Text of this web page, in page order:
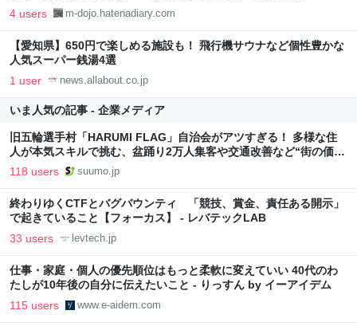
4 users m-dojo.hatenadiary.com
【愛知県】650円で楽しめる施設も！ 飛行機サウナなど個性豊かな
人気スーパー銭湯4選
1 user news.allabout.co.jp
いま人気の記事 - 企業メディア
旧五輪選手村「HARUMI FLAG」自治会がアツすぎる！ 多様な住
人が本気スキルで挑む、盆踊り2万人集客や交通改善など“街の価値
向上”戦略 東京・中央区
118 users suumo.jp
終わりゆくCTFとバグバウンティ 「競技、賞金、責任ある開示」
で起きていること【フォーカス】 - レバテックLAB
33 users levtech.jp
仕事・家庭・個人の優先順位はもっと柔軟に変えていい 40代のわ
たしが10年後の自分に伝えたいこと - りっすん by イーアイデム
115 users www.e-aidem.com